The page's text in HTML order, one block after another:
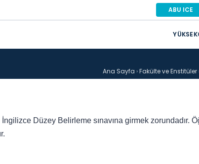
ABU ICE
Ana Sayfa ›Fakülte ve Enstitüler
Düzey Belirleme sınavına girmek zorundadır.